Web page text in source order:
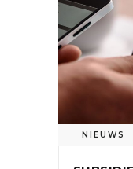
NIEUWS